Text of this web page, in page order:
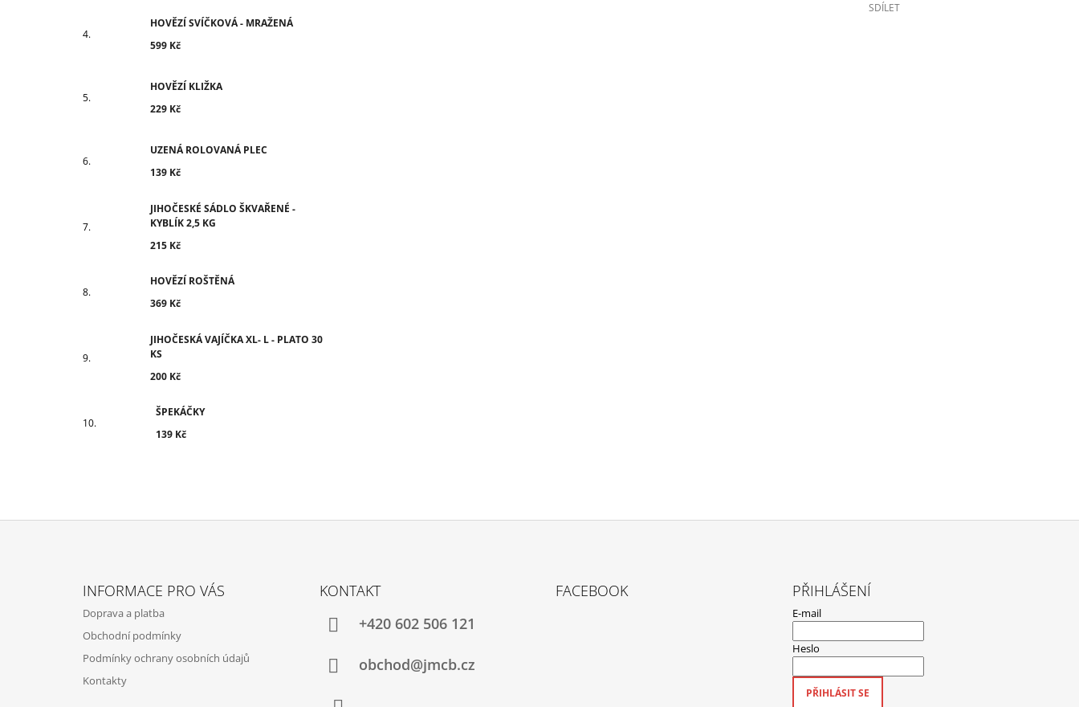
HOVĚZÍ SVÍČKOVÁ - MRAŽENÁ
599 Kč
HOVĚZÍ KLIŽKA
229 Kč
UZENÁ ROLOVANÁ PLEC
139 Kč
JIHOČESKÉ SÁDLO ŠKVAŘENÉ -
KYBLÍK 2,5 KG
215 Kč
HOVĚZÍ ROŠTĚNÁ
369 Kč
JIHOČESKÁ VAJÍČKA XL- L - PLATO 30
KS
200 Kč
ŠPEKÁČKY
139 Kč
SDÍLET
INFORMACE PRO VÁS
Doprava a platba
Obchodní podmínky
Podmínky ochrany osobních údajů
Kontakty
KONTAKT
+420 602 506 121
obchod@jmcb.cz
FACEBOOK PŘIHLÁŠENÍ
E-mail
Heslo
PŘIHLÁSIT SE